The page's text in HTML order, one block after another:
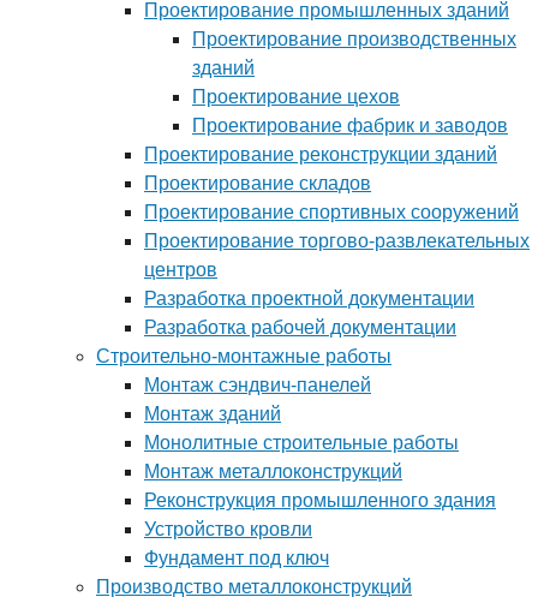
Проектирование промышленных зданий
Проектирование производственных
зданий
Проектирование цехов
Проектирование фабрик и заводов
Проектирование реконструкции зданий
Проектирование складов
Проектирование спортивных сооружений
Проектирование торгово-развлекательных
центров
Разработка проектной документации
Разработка рабочей документации
Строительно-монтажные работы
Монтаж сэндвич-панелей
Монтаж зданий
Монолитные строительные работы
Монтаж металлоконструкций
Реконструкция промышленного здания
Устройство кровли
Фундамент под ключ
Производство металлоконструкций